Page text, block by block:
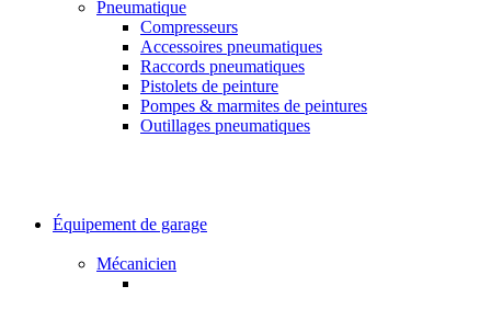
Pneumatique
Compresseurs
Accessoires pneumatiques
Raccords pneumatiques
Pistolets de peinture
Pompes & marmites de peintures
Outillages pneumatiques
Équipement de garage
Mécanicien